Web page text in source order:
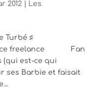
2012| Les
Turbé ♯
freelance Fan
(qui est-ce qui
ses Barbie et faisait